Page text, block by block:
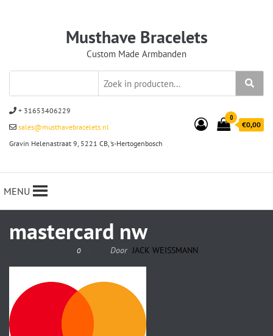
Musthave Bracelets
Custom Made Armbanden
+ 31653406229
sales@musthavebracelets.nl
Gravin Helenastraat 9, 5221 CB, ‘s-Hertogenbosch
0
€0,00
MENU
mastercard nw
0 Door JACK WEISSMANN